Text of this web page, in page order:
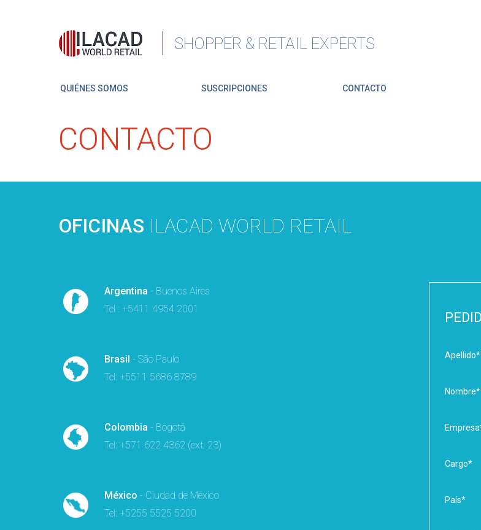
SHOPPER & RETAIL EXPERTS
QUIÉNES SOMOS SUSCRIPCIONES CONTACTO
CONTACTO
OFICINAS ILACAD WORLD RETAIL
Argentina - Buenos Aires
Tel : +5411 4954 2001
Brasil - São Paulo
Tel: +5511 5686 8789
Colombia - Bogotá
Tel: +571 622 4362 (ext. 23)
México - Ciudad de México
Tel: +5255 5525 5200
Apellido*
Nombre*
Empresa
Cargo*
País*